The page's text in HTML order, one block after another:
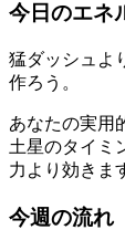
今日のエネ
猛ダッシュよ
作ろう。
あなたの実用
土星のタイミ
力より効きま
今週の流れ